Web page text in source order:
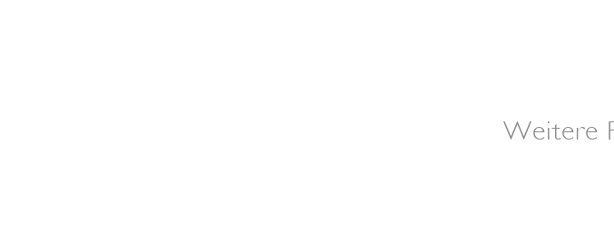
Weitere